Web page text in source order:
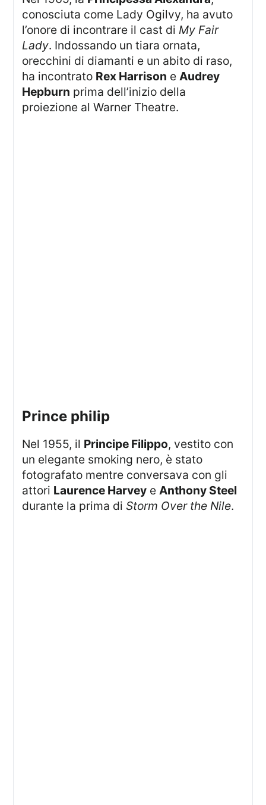
conosciuta come Lady Ogilvy, ha avuto
l’onore di incontrare il cast di My Fair
Lady. Indossando un tiara ornata,
orecchini di diamanti e un abito di raso,
ha incontrato Rex Harrison eAudrey
Hepburn prima dell’inizio della
proiezione al Warner Theatre.
prince philip
Nel 1955, il Principe Filippo, vestito con
un elegante smoking nero, è stato
fotografato mentre conversava con gli
attori Laurence Harvey eAnthony Steel
durante la prima di Storm Over the Nile.